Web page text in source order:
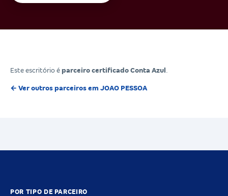
Este escritório é parceiro certificado Conta Azul
← Ver outros parceiros em JOAO PESSOA
POR TIPO DE PARCEIRO